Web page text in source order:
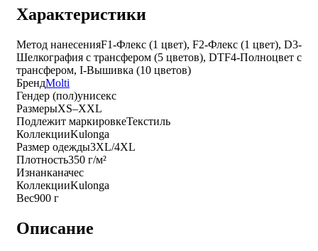
Характеристики
Метод нанесенияF1-Флекс (1 цвет), F2-Флекс (1 цвет), D3-
Шелкография с трансфером (5 цветов), DTF4-Полноцвет с
трансфером, I-Вышивка (10 цветов)
БрендMolti
Гендер (пол)унисекс
РазмерыXS–XXL
Подлежит маркировкеТекстиль
КоллекцииKulonga
Размер одежды3XL/4XL
Плотность350 г/м²
Изнанканачес
КоллекцииKulonga
Вес900 г
Описание